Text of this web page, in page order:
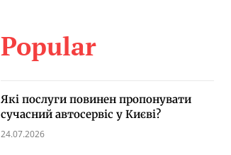
Popular
Які послуги повинен пропонувати
сучасний автосервіс у Києві?
24.07.2026